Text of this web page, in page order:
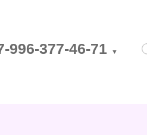
996-377-46-71 ▼